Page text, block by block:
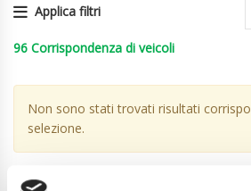
Applica filtri
96 Corrispondenza di veicoli
Non sono stati trovati risultati
selezione.